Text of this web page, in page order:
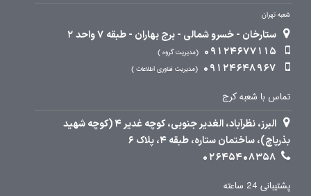
شعبه تهران
ستارخان - خسرو شمالی - برج بهاران - طبقه 7 واحد 2
09124677115
مدیریت گروه
09124648967 مدیریت فناوری اطلاعات
تماس با شعبه کرج
البرز، نظرآباد، الغدیر جنوبی، کوچه غدیر 4 (کوچه شهید
بذرپاچ)، ساختمان ستاره، طبقه 4، پلاک 6
02645408358
پشتیبانی 24 ساعته